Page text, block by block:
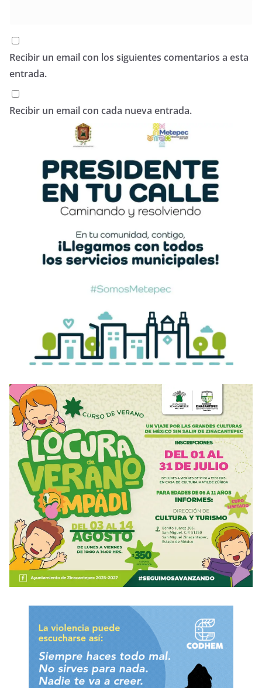
Recibir un email con los siguientes comentarios a esta
entrada.
Recibir un email con cada nueva entrada.